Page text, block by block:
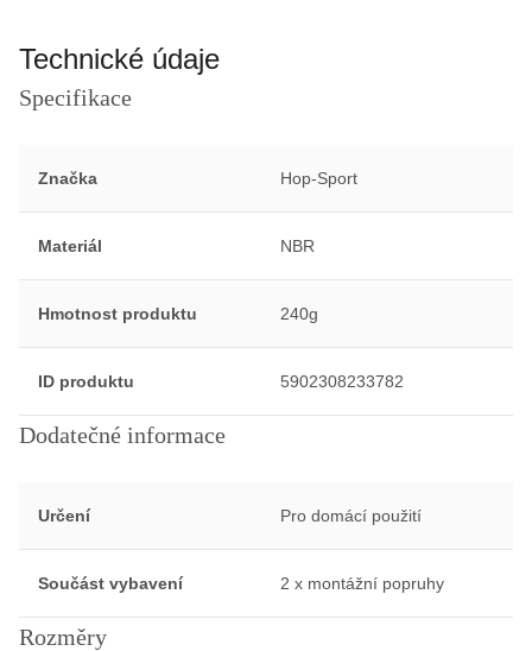
Technické údaje
Specifikace
Značka Hop-Sport
Materiál NBR
Hmotnost produktu 240g
ID produktu 5902308233782
Dodatečné informace
Určení Pro domácí použití
Součást vybavení 2 x montážní popruhy
Rozměry